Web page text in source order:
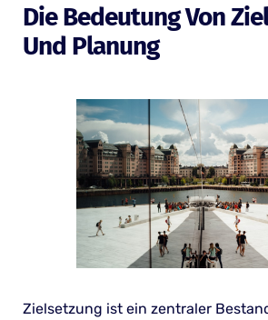
Die Bedeutung Von
Und Planung
Zielsetzung ist ein zentraler